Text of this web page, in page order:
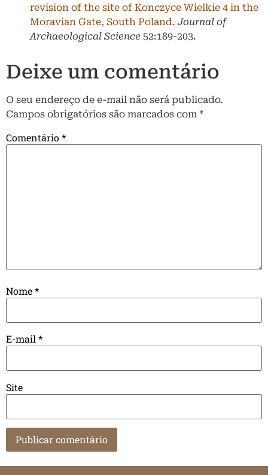
revision of the site of Konczyce Wielkie 4 in the
Moravian Gate, South Poland. Journal of
Archaeological Science 52:189-203.
Deixe um comentário
O seu endereço de e-mail não será publicado.
Campos obrigatórios são marcados com *
Comentário*
Nome*
E-mail *
Site